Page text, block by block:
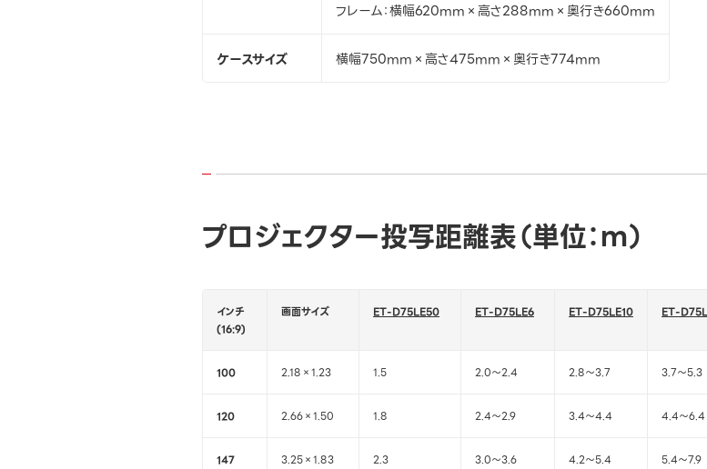
フレーム：横幅620mm×高さ288mm×奥行き660mm
ケースサイズ 横幅750mm×高さ475mm×奥行き774mm
プロジェクター投写距離表（単位：ｍ）
インチ
(16:9)
画面サイズ ET-D75LE50 ET-D75LE6 ET-D75LE10 ET-
100 2.18×1.23 1.5 2.0～2.4 2.8～3.7 3.7～5.3
120 2.66×1.50 1.8 2.4～2.9 3.4～4.4 4.4～6.4
147 3.25×1.83 2.3 3.0～3.6 4.2～5.4 5.4～7.9